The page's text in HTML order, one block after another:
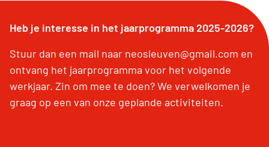
Heb je interesse in het jaarprogramma 2025-2026?
Stuur dan een mail naar neosleuven@gmail.com en
ontvang het jaarprogramma voor het volgende
werkjaar. Zin om mee te doen? We verwelkomen je
graag op een van onze geplande activiteiten.